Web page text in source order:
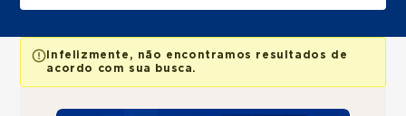
Infelizmente, não encontramos resultados de
acordo com sua busca.